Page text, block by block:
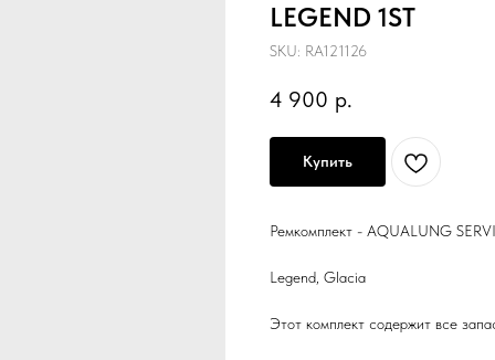
LEGEND 1ST
SKU: RA121126
4 900 р.
Купить
Ремкомплект - AQUALUNG
Legend, Glacia
Этот комплект содержит все